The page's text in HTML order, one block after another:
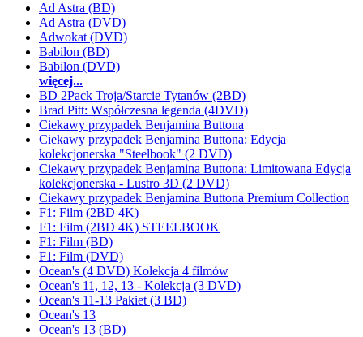
Ad Astra (BD)
Ad Astra (DVD)
Adwokat (DVD)
Babilon (BD)
Babilon (DVD)
więcej...
BD 2Pack Troja/Starcie Tytanów (2BD)
Brad Pitt: Współczesna legenda (4DVD)
Ciekawy przypadek Benjamina Buttona
Ciekawy przypadek Benjamina Buttona: Edycja
kolekcjonerska "Steelbook" (2 DVD)
Ciekawy przypadek Benjamina Buttona: Limitowana Edycja
kolekcjonerska - Lustro 3D (2 DVD)
Ciekawy przypadek Benjamina Buttona Premium Collection
F1: Film (2BD 4K)
F1: Film (2BD 4K) STEELBOOK
F1: Film (BD)
F1: Film (DVD)
Ocean's (4 DVD) Kolekcja 4 filmów
Ocean's 11, 12, 13 - Kolekcja (3 DVD)
Ocean's 11-13 Pakiet (3 BD)
Ocean's 13
Ocean's 13 (BD)